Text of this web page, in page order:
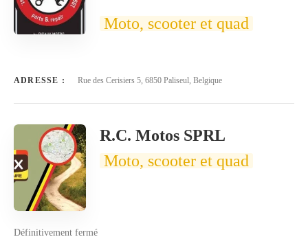
Moto, scooter et quad
ADRESSE : Rue des Cerisiers 5, 6850 Paliseul, Belgique
R.C. Motos SPRL
Moto, scooter et quad
Définitivement fermé